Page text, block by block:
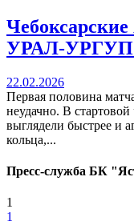
УРАЛ-УРГУПС
22.02.2026
Первая половина
неудачно. В стартовой
выглядели быстрее и
кольца,...
Пресс-служба БК
1
1